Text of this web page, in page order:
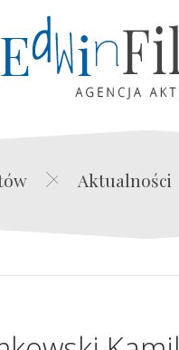
Aktualności